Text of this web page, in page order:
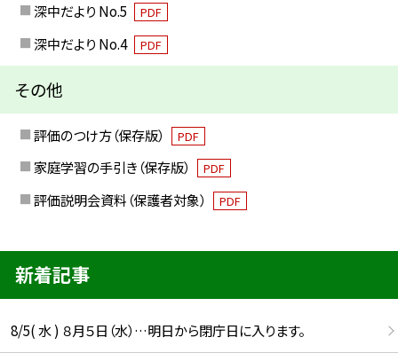
深中だより No.5
PDF
深中だより No.4 PDF
その他
評価のつけ方（保存版） PDF
家庭学習の手引き（保存版） PDF
評価説明会資料（保護者対象） PDF
新着記事
8/5( 水 ) ８月５日（水）…明日から閉庁日に入ります。